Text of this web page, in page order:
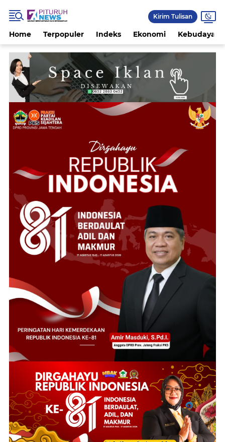
Kirim Tulisan
Home Terpopuler Indeks Ekonomi Kebudayaan